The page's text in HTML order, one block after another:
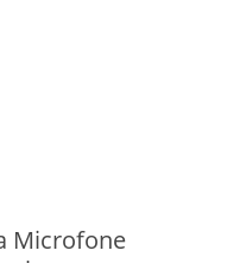
Microfone